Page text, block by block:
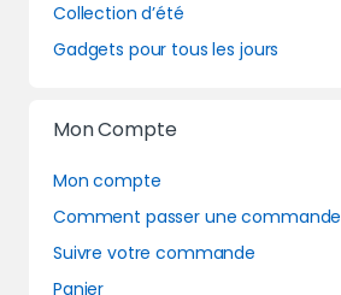
Collection d’été
Gadgets pour tous les jours
Mon Compte
Mon compte
Comment passer une commande
Suivre votre commande
Panier